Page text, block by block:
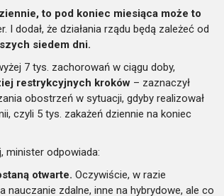
to pod koniec miesiąca może to
dodał, że działania rządu będą zależeć od
siedem dni.
7 tys. zachorowań w ciągu doby,
restrykcyjnych kroków – zaznaczył
obostrzeń w sytuacji, gdyby realizował
czyli 5 tys. zakażeń dziennie na koniec
minister odpowiada:
otwarte. Oczywiście, w razie
zdalne, inne na hybrydowe, ale co